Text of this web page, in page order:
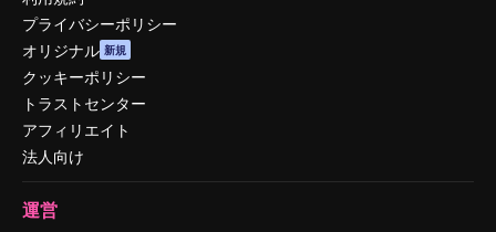
プライバシーポリシー
オリジナル 新規
クッキーポリシー
トラストセンター
アフィリエイト
法人向け
運営